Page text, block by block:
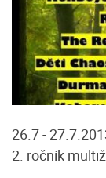
26.7 -
2. ročník